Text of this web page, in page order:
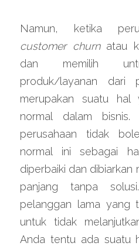
customer churn atau
dan memilih
produk/layanan dari
merupakan suatu hal
normal dalam bisnis.
perusahaan tidak
normal ini sebagai
diperbaiki dan dibiarkan
panjang tanpa
pelanggan lama yang
untuk tidak
Anda tentu ada suatu